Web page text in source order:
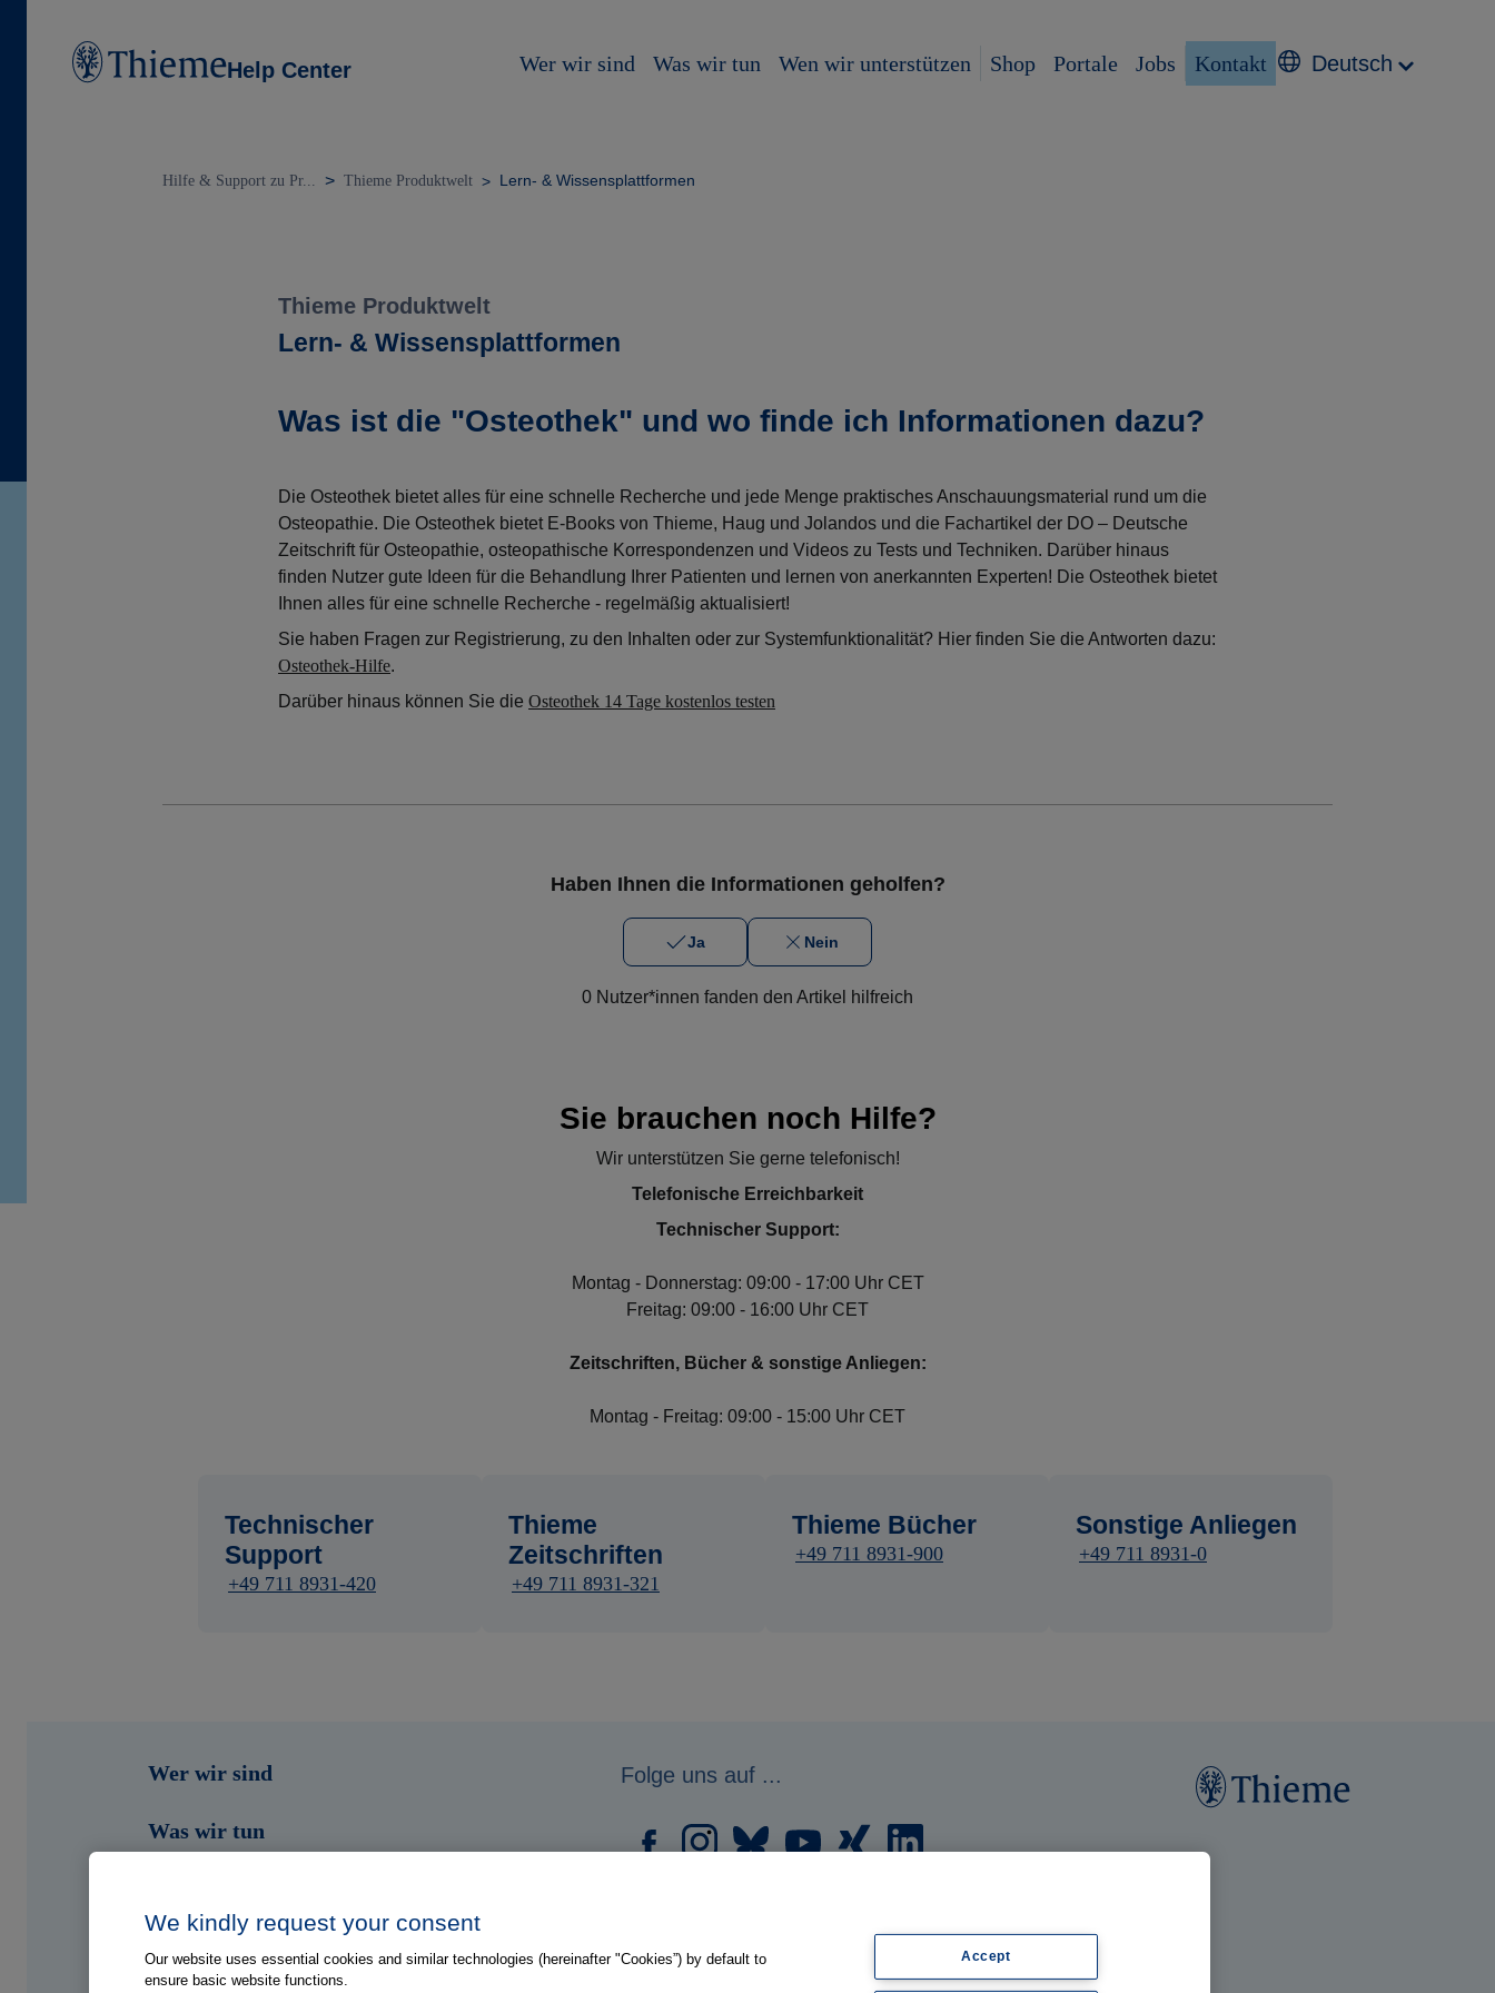
Help Center Wer wir sind Was wir tun Wen wir unterstützen Shop Portale Jobs Kontakt Deutsch
Hilfe & Support zu Pr... Thieme Produktwelt Lern- & Wissensplattformen
Thieme Produktwelt
Lern- & Wissensplattformen
Was ist die "Osteothek" und wo finde ich Informationen dazu?
Die Osteothek bietet alles für eine schnelle Recherche und jede Menge praktisches Anschauungsmaterial rund um die
Osteopathie. Die Osteothek bietet E-Books von Thieme, Haug und Jolandos und die Fachartikel der DO – Deutsche
Zeitschrift für Osteopathie, osteopathische Korrespondenzen und Videos zu Tests und Techniken. Darüber hinaus
finden Nutzer gute Ideen für die Behandlung Ihrer Patienten und lernen von anerkannten Experten! Die Osteothek bietet
Ihnen alles für eine schnelle Recherche - regelmäßig aktualisiert!
Sie haben Fragen zur Registrierung, zu den Inhalten oder zur Systemfunktionalität? Hier finden Sie die Antworten dazu:
Osteothek-Hilfe.
Darüber hinaus können Sie die Osteothek 14 Tage kostenlos testen
Haben Ihnen die Informationen geholfen?
Ja Nein
0 Nutzer*innen fanden den Artikel hilfreich
Sie brauchen noch Hilfe?
Wir unterstützen Sie gerne telefonisch!
Telefonische Erreichbarkeit
Technischer Support:
Montag - Donnerstag: 09:00 - 17:00 Uhr CET
Freitag: 09:00 - 16:00 Uhr CET
Zeitschriften, Bücher & sonstige Anliegen:
Montag - Freitag: 09:00 - 15:00 Uhr CET
Technischer
Support
+49 711 8931-420
Thieme
Zeitschriften
+49 711 8931-321
Thieme Bücher
+49 711 8931-900
Sonstige Anliegen
+49 711 8931-0
Wer wir sind
Was wir tun
Folge uns auf ...
We kindly request your consent
Our website uses essential cookies and similar technologies (hereinafter "Cookies”) by default to
ensure basic website functions.
Accept